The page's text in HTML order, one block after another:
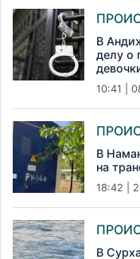
В
делу о
10:41 |
В
на
18:42 |
В